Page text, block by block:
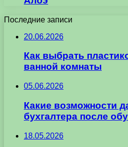
Последние записи
20.06.2026
Как выбрать
ванной комнаты
05.06.2026
Какие возможности
бухгалтера после
18.05.2026